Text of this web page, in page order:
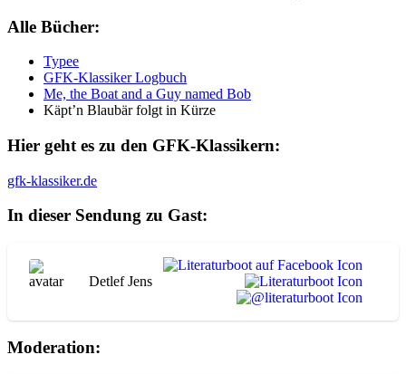
Alle Bücher:
Typee
GFK-Klassiker Logbuch
Me, the Boat and a Guy named Bob
Käpt’n Blaubär folgt in Kürze
Hier geht es zu den GFK-Klassikern:
gfk-klassiker.de
In dieser Sendung zu Gast:
Detlef Jens
Moderation: